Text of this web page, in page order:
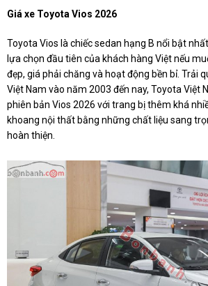
Giá xe Toyota Vios 2026
Toyota Vios là chiếc sedan hạng B nổi bật
lựa chọn đầu tiên của khách hàng Việt nếu
đẹp, giá phải chăng và hoạt động bền bỉ. Trải
Việt Nam vào năm 2003 đến nay, Toyota Việt
phiên bản Vios 2026 với trang bị thêm khá
khoang nội thất bằng những chất liệu sang
hoàn thiện.